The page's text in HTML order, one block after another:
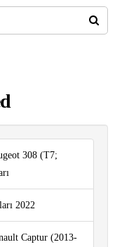
308 (T7;
2022
Captur (2013-